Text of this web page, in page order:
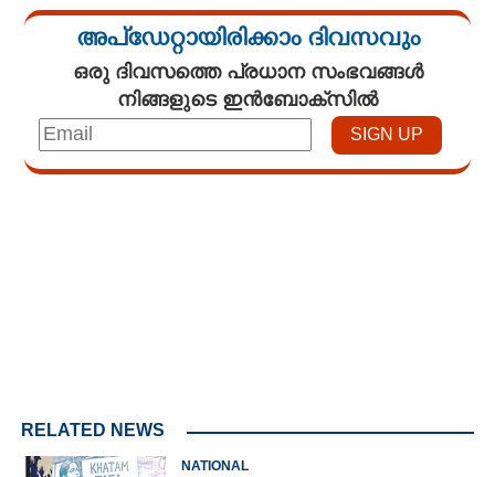
അപ്ഡേറ്റായിരിക്കാം ദിവസവും
ഒരു ദിവസത്തെ പ്രധാന സംഭവങ്ങൾ
നിങ്ങളുടെ ഇൻബോക്സിൽ
RELATED NEWS
NATIONAL